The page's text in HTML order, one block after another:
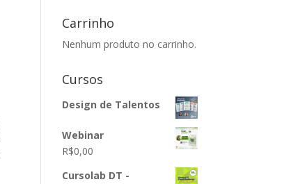
Carrinho
Nenhum produto no carrinho.
Cursos
Design de Talentos
Webinar
R$0,00
Cursolab DT -